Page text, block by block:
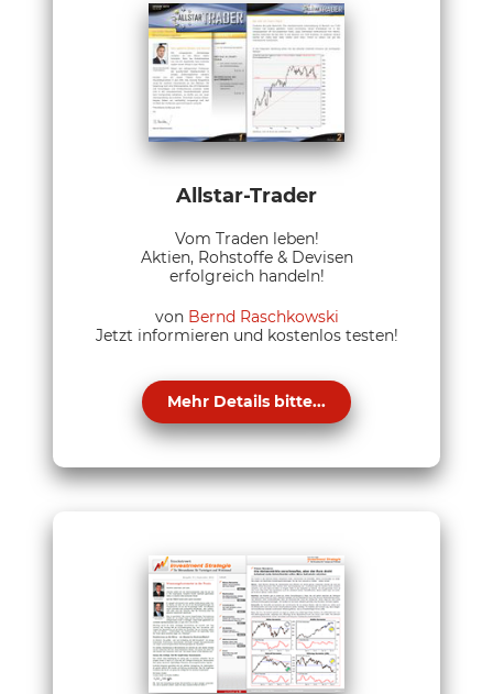
Allstar-Trader
Vom Traden leben!
Aktien, Rohstoffe & Devisen
erfolgreich handeln!
von Bernd Raschkowski
Jetzt informieren und kostenlos testen!
Mehr Details bitte...